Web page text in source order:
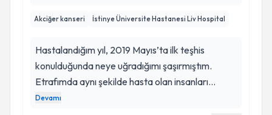
Akciğer kanseri İstinye Üniversite Hastanesi Liv Hospital
Hastalandığım yıl, 2019 Mayıs’ta ilk teşhis
konulduğunda neye uğradığımı şaşırmıştım.
Etrafımda aynı şekilde hasta olan insanları
duyuyordum fakat insan kendi yaşayınca çok
Devamı